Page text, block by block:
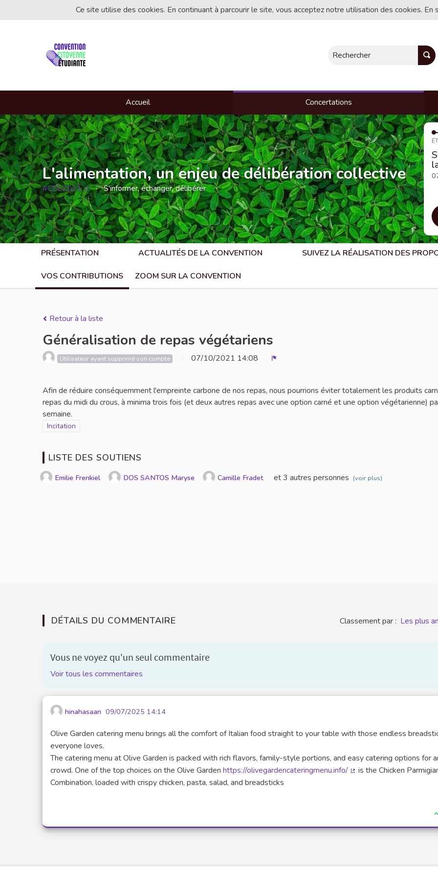
Ce site utilise des cookies. En continuant à parcourir le site, vous acceptez notre utilisation des cookies.
Rechercher
Accueil Concertations
L'alimentation, un enjeu de délibération collective
#CCE2021
(Lien externe)
S'informer, échanger, délibérer
PRÉSENTATION ACTUALITÉS DE LA CONVENTION SUIVEZ LA RÉALISATION DES
VOS CONTRIBUTIONS ZOOM SUR LA CONVENTION
Retour à la liste
Généralisation de repas végétariens
Utilisateur ayant supprimé son compte 07/10/2021 14:08
Afin de réduire conséquemment l'empreinte carbone de nos repas, nous pourrions éviter totalement les produits
repas du midi du crous, à minima trois fois (et deux autres repas avec une option carné et une option végétarienne)
semaine.
Filtrer les résultats de la catégorie : Incitation
Incitation
LISTE DES SOUTIENS
Emilie Frenkiel DOS SANTOS Maryse Camille Fradet et 3 autres personnes (voir plus)
DÉTAILS DU COMMENTAIRE Classement par : Les plus
Vous ne voyez qu'un seul commentaire
Voir tous les commentaires
hinahasaan 09/07/2025 14:14
Olive Garden catering menu brings all the comfort of Italian food straight to your table with those endless
everyone loves.
The catering menu at Olive Garden is packed with rich flavors, family-style portions, and easy catering options for
crowd. One of the top choices on the Olive Garden https://olivegardencateringmenu.info/
is the Chicken
Combination, loaded with crispy chicken, pasta, salad, and breadsticks